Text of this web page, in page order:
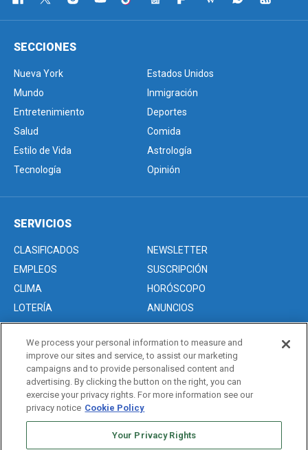
SECCIONES
Nueva York
Estados Unidos
Mundo
Inmigración
Entretenimiento
Deportes
Salud
Comida
Estilo de Vida
Astrología
Tecnología
Opinión
SERVICIOS
CLASIFICADOS
NEWSLETTER
EMPLEOS
SUSCRIPCIÓN
CLIMA
HORÓSCOPO
LOTERÍA
ANUNCIOS
Acerca de nosotros
Advertise with Us/Anuncios
Politica de Privacidad
Editorial Guidelines
We process your personal information to measure and
improve our sites and service, to assist our marketing
campaigns and to provide personalised content and
advertising. By clicking the button on the right, you can
exercise your privacy rights. For more information see our
privacy notice Cookie Policy
Your Privacy Rights